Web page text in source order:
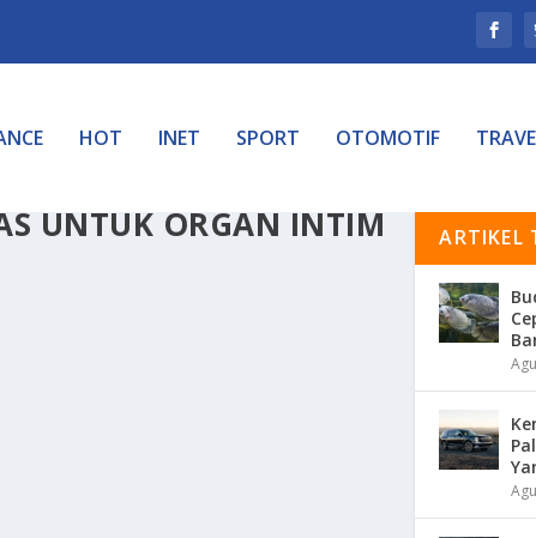
HOT INET SPORT OTOMOTIF
UNTUK ORGAN INTIM ARTIKEL